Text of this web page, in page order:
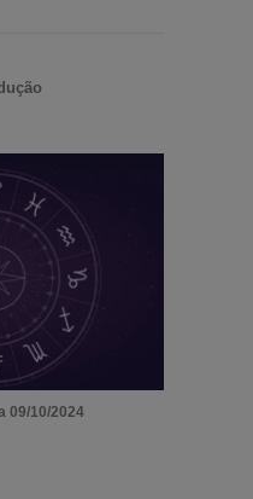
09/10/2024